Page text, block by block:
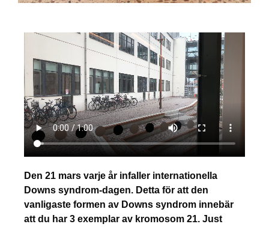
Den 21 mars varje år infaller internationella
Downs syndrom-dagen. Detta för att den
vanligaste formen av Downs syndrom innebär
att du har 3 exemplar av kromosom 21. Just